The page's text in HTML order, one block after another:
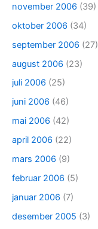
november 2006 (39)
oktober 2006 (34)
september 2006 (27)
august 2006 (23)
juli 2006 (25)
juni 2006 (46)
mai 2006 (42)
april 2006 (22)
mars 2006 (9)
februar 2006 (5)
januar 2006 (7)
desember 2005 (3)